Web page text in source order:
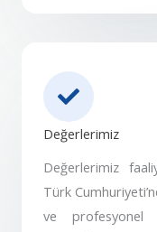
Değerlerimiz
Değerlerimiz
Türk
ve profesyonel